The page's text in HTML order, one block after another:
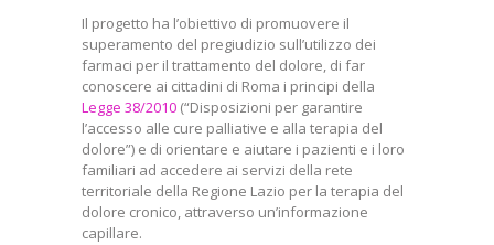
Il progetto ha l’obiettivo di promuovere il
superamento del pregiudizio sull’utilizzo dei
farmaci per il trattamento del dolore, di far
conoscere ai cittadini di Roma i principi della
Legge 38/2010 (“Disposizioni per garantire
l’accesso alle cure palliative e alla terapia del
dolore”) e di orientare e aiutare i pazienti e i loro
familiari ad accedere ai servizi della rete
territoriale della Regione Lazio per la terapia del
dolore cronico, attraverso un’informazione
capillare.